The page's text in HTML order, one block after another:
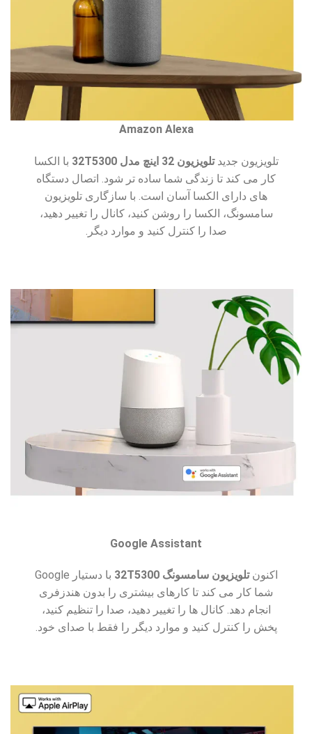
Amazon Alexa
تلویزیون جدیدتلویزیون 32 اینچ مدل 32T5300 با الکسا
کار می کند تا زندگی شما ساده تر شود. اتصال دستگاه
های دارای الکسا آسان است. با سازگاری تلویزیون
سامسونگ، الکسا را ​​روشن کنید، کانال را تغییر دهید،
صدا را کنترل کنید و موارد دیگر.
Google Assistant
اکنونتلویزیون سامسونگ 32T5300
با دستیار Google
شما کار می کند تا کارهای بیشتری را بدون هندزفری
انجام دهد. کانال ها را تغییر دهید، صدا را تنظیم کنید،
پخش را کنترل کنید و موارد دیگر را فقط با صدای خود.